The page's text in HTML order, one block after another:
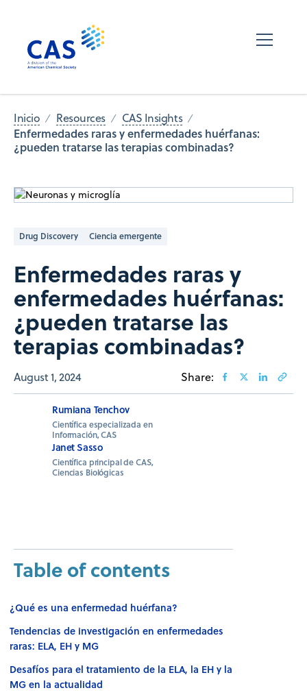
Inicio Resources CAS Insights
Enfermedades raras y enfermedades huérfanas:
¿pueden tratarse las terapias combinadas?
Drug Discovery Ciencia emergente
Enfermedades raras y
enfermedades huérfanas:
¿pueden tratarse las
terapias combinadas?
August 1, 2024 Share:
Rumiana Tenchov
Científica especializada en
Información, CAS
Janet Sasso
Científica principal de CAS,
Ciencias Biológicas
Table of contents
¿Qué es una enfermedad huérfana?
Tendencias de investigación en enfermedades
raras: ELA, EH y MG
Desafíos para el tratamiento de la ELA, la EH y la
MG en la actualidad